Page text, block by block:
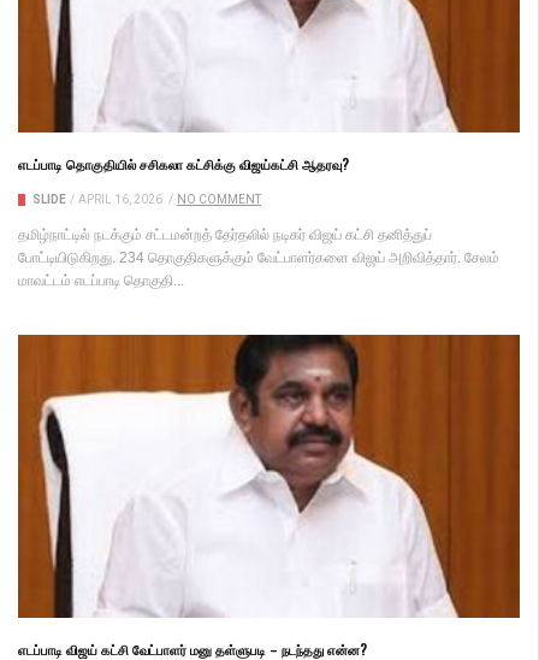
எடப்பாடி தொகுதியில் சசிகலா கட்சிக்கு விஜய்கட்சி ஆதரவு?
SLIDE / APRIL 16, 2026 / NO COMMENT
தமிழ்நாட்டில் நடக்கும் சட்டமன்றத் தேர்தலில் நடிகர் விஜய் கட்சி தனித்துப்
போட்டியிடுகிறது. 234 தொகுதிகளுக்கும் வேட்பாளர்களை விஜய் அறிவித்தார். சேலம்
மாவட்டம் எடப்பாடி தொகுதி...
எடப்பாடி விஜய் கட்சி வேட்பாளர் மனு தள்ளுபடி – நடந்தது என்ன?